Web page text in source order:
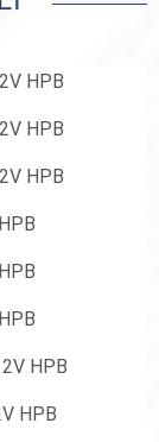
HPB
HPB
HPB
HPB
HPB